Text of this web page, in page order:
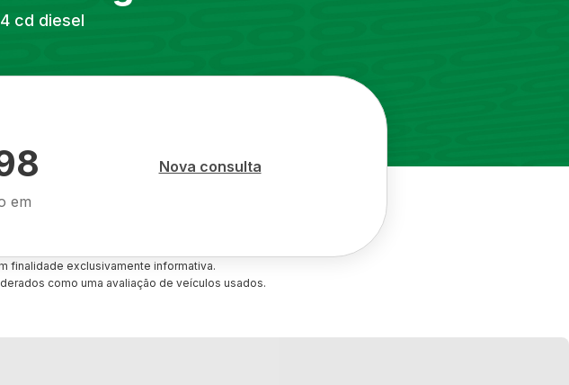
cd diesel
em
Nova consulta
finalidade exclusivamente informativa.
como uma avaliação de veículos usados.